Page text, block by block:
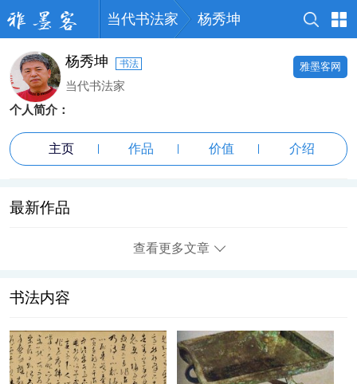
当代书法家 杨秀坤
杨秀坤 书法
当代书法家
个人简介：
主页 作品 价值 介绍
雅墨客网
最新作品
查看更多文章
书法内容